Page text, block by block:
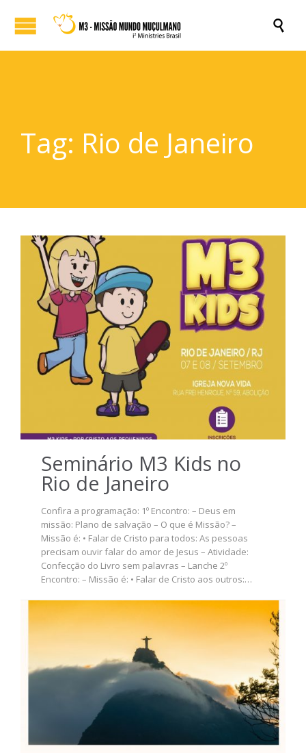

Tag: Rio de Janeiro
Seminário M3 Kids no
Rio de Janeiro
Confira a programação: 1º Encontro: – Deus em
missão: Plano de salvação – O que é Missão? –
Missão é: • Falar de Cristo para todos: As pessoas
precisam ouvir falar do amor de Jesus – Atividade:
Confecção do Livro sem palavras – Lanche 2º
Encontro: – Missão é: • Falar de Cristo aos outros:…